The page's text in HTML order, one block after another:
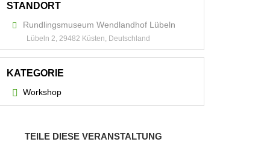
STANDORT
Rundlingsmuseum Wendlandhof Lübeln
Lübeln 2, 29482 Küsten, Deutschland
KATEGORIE
Workshop
TEILE DIESE VERANSTALTUNG